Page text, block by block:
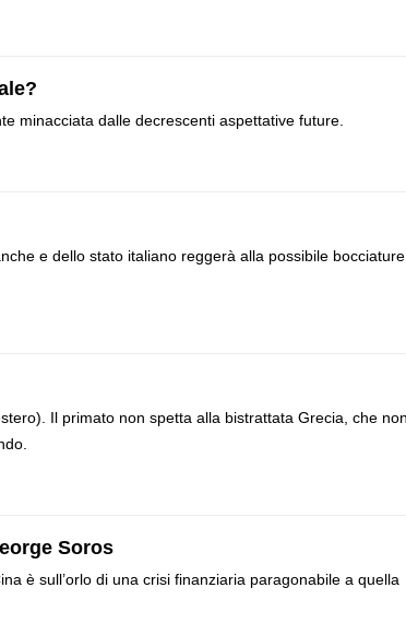
minacciata dalle decrescenti aspettative future.
e dello stato italiano reggerà alla possibile bocciature
Il primato non spetta alla bistrattata Grecia, che
Soros
è sull’orlo di una crisi finanziaria paragonabile a quella